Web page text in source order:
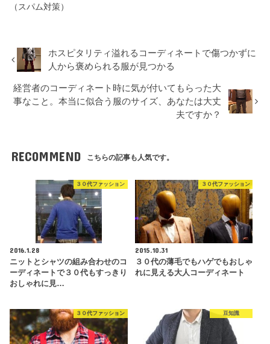
（スパム対策）
ホスピタリティ溢れるコーディネートで傷つかずに
人から褒められる服が見つかる
経営者のコーディネート時に気が付いてもらった大
事なこと。本当に似合う服のサイズ、あなたは大丈
夫ですか？
RECOMMEND こちらの記事も人気です。
３０代ファッション
2016.1.28
ニットとシャツの組み合わせのコ
ーディネートで３０代もすっきり
おしゃれに見…
３０代ファッション
2015.10.31
３０代の薄毛でもハゲでもおしゃ
れに見える大人コーディネート
３０代ファッション 豆知識